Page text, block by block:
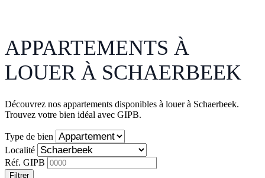
APPARTEMENTS À
LOUER À SCHAERBEEK
Découvrez nos appartements disponibles à louer à Schaerbeek.
Trouvez votre bien idéal avec GIPB.
Type de bien
Localité
Réf. GIPB
Filtrer